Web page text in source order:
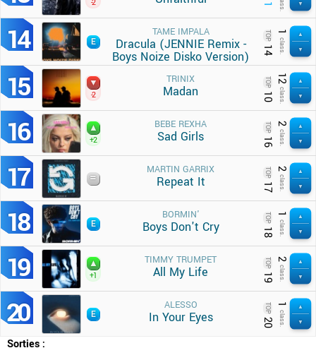
-2 1
14 TAME IMPALA
Dracula (JENNIE Remix -
Boys Noize Disko Version)
TOP
14
1
class.
15 -2
TRINIX
Madan
TOP
10
12
class.
16 +2
BEBE REXHA
Sad Girls
TOP
16
2
class.
17 MARTIN GARRIX
Repeat It
TOP
17
2
class.
18 BORMIN'
Boys Don't Cry
TOP
18
1
class.
19 +1
TIMMY TRUMPET
All My Life
TOP
19
2
class.
20 ALESSO
In Your Eyes
TOP
20
1
class.
Sorties :